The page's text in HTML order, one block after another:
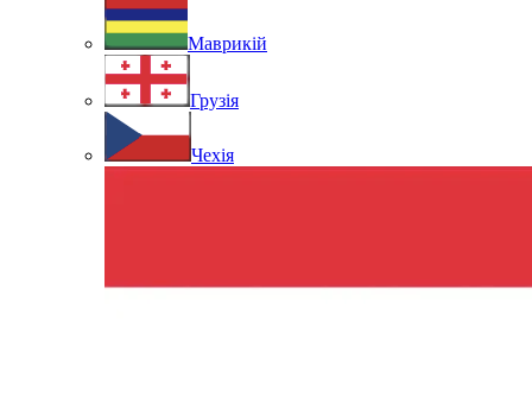
Маврикій
Грузія
Чехія